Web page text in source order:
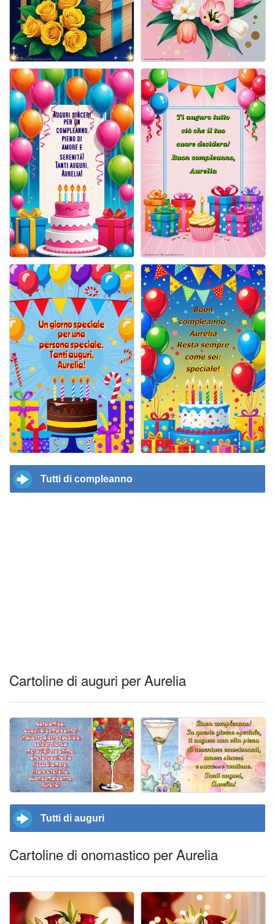
Tutti di compleanno
Cartoline di auguri per Aurelia
Tutti di auguri
Cartoline di onomastico per Aurelia